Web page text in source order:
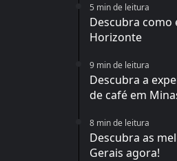
5 min de leitura
Descubra como
Horizonte
9 min de leitura
Descubra a
de café em
8 min de leitura
Descubra as
Gerais agora!